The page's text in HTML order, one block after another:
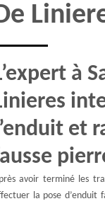
à
et
avoir terminé les
la pose d’enduit